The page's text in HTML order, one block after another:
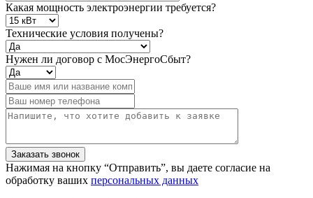
Какая мощность электроэнергии требуется?
Технические условия получены?
Нужен ли договор с МосЭнергоСбыт?
Нажимая на кнопку “Отправить”, вы даете согласие на
обработку ваших персональных данных